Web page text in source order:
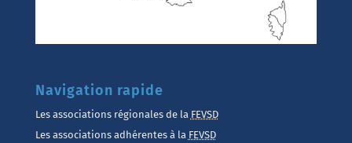
Navigation rapide
Les associations régionales de la FEVSD
Les associations adhérentes à la FEVSD